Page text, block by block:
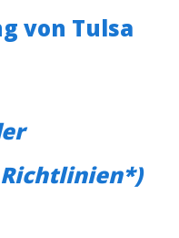
von Tulsa